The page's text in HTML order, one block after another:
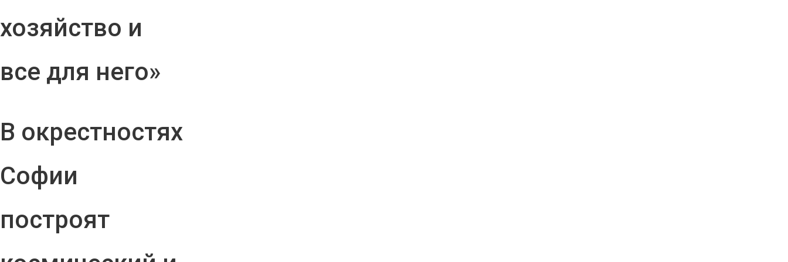
хозяйство и
все для него»
В окрестностях
Софии
построят